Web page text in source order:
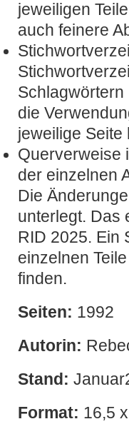
jeweiligen
auch feinere
die
jeweilige Seite
Querverweise
der einzelnen
Die
unterlegt. Das
RID 2025. Ein
einzelnen
finden.
Seiten: 1992
Autorin:
Stand:
Format: 16,5